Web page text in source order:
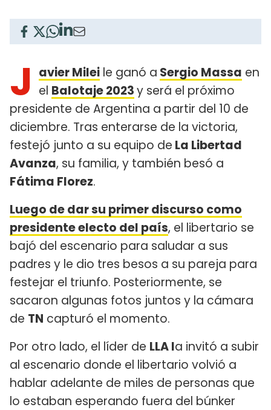
J avier Milei le ganó a Sergio Massa en
el Balotaje 2023y será el próximo
presidente de Argentina a partir del 10 de
diciembre. Tras enterarse de la victoria,
festejó junto a su equipo de La Libertad
Avanza, su familia, y también besó a
Fátima Florez.
Luego de darsu primer discurso como
presidente electo del país, el libertario se
bajó del escenario para saludar a sus
padres y le dio tres besos a su pareja para
festejar el triunfo. Posteriormente, se
sacaron algunas fotos juntos y la cámara
de TN capturó el momento.
Por otro lado, el líder de LLA la invitó a subir
al escenario donde el libertario volvió a
hablar adelante de miles de personas que
lo estaban esperando fuera del búnker